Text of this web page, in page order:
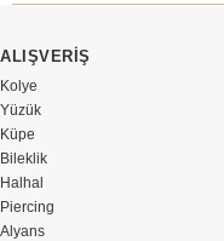
ALIŞVERİŞ
Kolye
Yüzük
Küpe
Bileklik
Halhal
Piercing
Alyans